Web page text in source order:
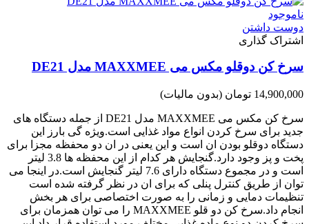
ناموجود
دوست داشتن
اشتراک گذاری
سرخ کن دوقلو مکس می MAXXMEE مدل DE21
14,900,000 تومان (بدون مالیات)
سرخ کن مکس می MAXXMEE مدل DE21 از جمله دستگاه های
جدید برای سرخ کردن انواع مواد غذایی است.ویژه گی بارز این
دستگاه دوقلو بودن ان است و این یعنی در ان دو محفظه مجزا برای
پخت و پز وجود دارد.گنجایش هر کدام از این محفظه ها 3.8 لیتر
است و در مجموع دستگاه دارای 7.6 لیتر گنجایش است.در اینجا می
توان از طریق کنترل پنلی که برای ان در نظر گرفته شده است
تنظیمات دمایی و زمانی را به صورت اختصاصی برای هر بخش
انجام داد.سرخ کن دو قلو MAXXMEE را می توان همزمان برای